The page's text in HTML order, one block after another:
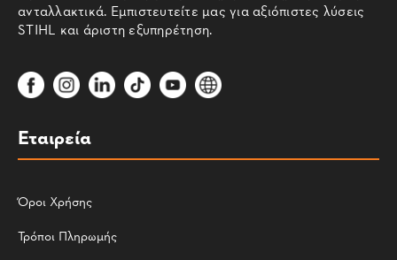
ανταλλακτικά. Εμπιστευτείτε μας για αξιόπιστες λύσεις
STIHL και άριστη εξυπηρέτηση.
Εταιρεία
Όροι Χρήσης
Τρόποι Πληρωμής